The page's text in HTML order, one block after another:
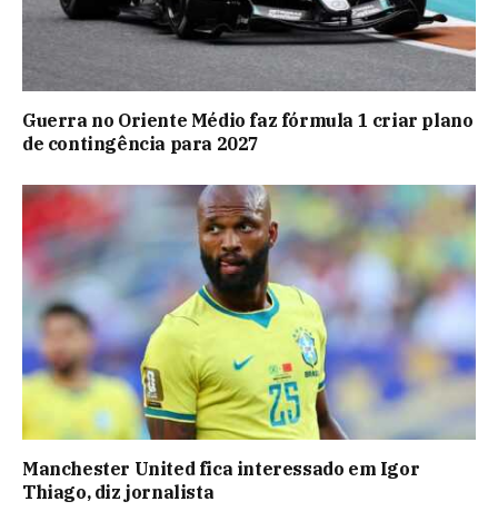
Guerra no Oriente Médio faz fórmula 1 criar plano
de contingência para 2027
Manchester United fica interessado em Igor
Thiago, diz jornalista